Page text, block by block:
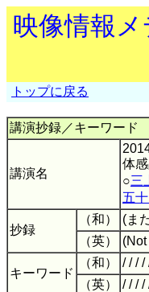
映像情報
トップに戻る
講演抄録／キーワード
講演名
体
○
五
抄録
（和）
(ま
（英）
キーワード
（和）
/ / / /
（英）
/ / / /